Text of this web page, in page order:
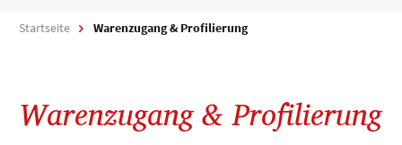
Startseite Warenzugang & Profilierung
Warenzugang & Profilierung